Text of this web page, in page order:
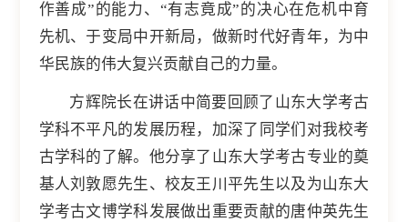
作善成”的能力、“有志竟成”的决心在危机中育
先机、于变局中开新局，做新时代好青年，为中
华民族的伟大复兴贡献自己的力量。
方辉院长在讲话中简要回顾了山东大学考古
学科不平凡的发展历程，加深了同学们对我校考
古学科的了解。他分享了山东大学考古专业的奠
基人刘敦愿先生、校友王川平先生以及为山东大
学考古文博学科发展做出重要贡献的唐仲英先生